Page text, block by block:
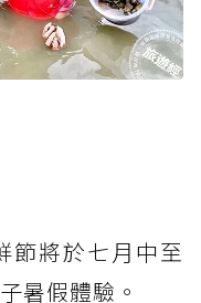
節將於七月中至
暑假體驗。